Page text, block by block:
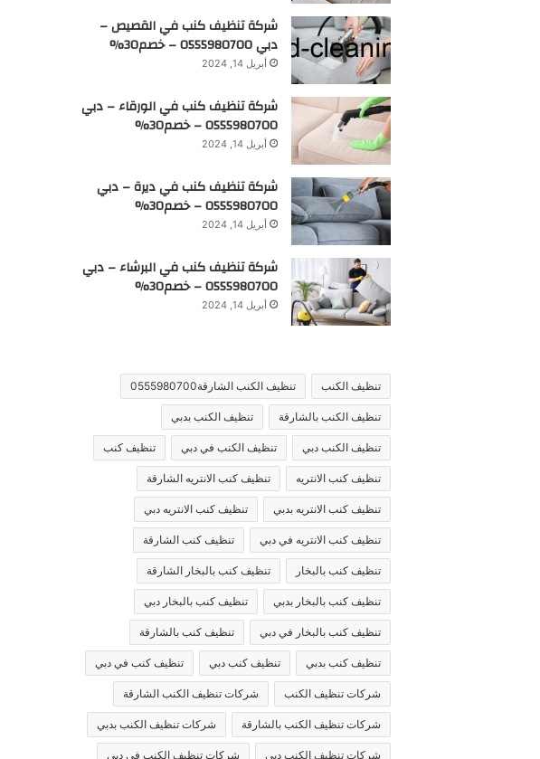
شركة تنظيف كنب في القصيص –
دبي 0555980700 – خصم30%
أبريل 14, 2024
شركة تنظيف كنب في الورقاء – دبي
0555980700 – خصم30%
أبريل 14, 2024
شركة تنظيف كنب في ديرة – دبي
0555980700 – خصم30%
أبريل 14, 2024
شركة تنظيف كنب في البرشاء – دبي
0555980700 – خصم30%
أبريل 14, 2024
تنظيف الكنب تنظيف الكنب الشارقة0555980700
تنظيف الكنب بالشارقة تنظيف الكنب بدبي
تنظيف الكنب دبي تنظيف الكنب في دبي تنظيف كنب
تنظيف كنب الانتريه تنظيف كنب الانتريه الشارقة
تنظيف كنب الانتريه بدبي تنظيف كنب الانتريه دبي
تنظيف كنب الانتريه في دبي تنظيف كنب الشارقة
تنظيف كنب بالبخار تنظيف كنب بالبخار الشارقة
تنظيف كنب بالبخار بدبي تنظيف كنب بالبخار دبي
تنظيف كنب بالبخار في دبي تنظيف كنب بالشارقة
تنظيف كنب بدبي تنظيف كنب دبي تنظيف كنب في دبي
شركات تنظيف الكنب شركات تنظيف الكنب الشارقة
شركات تنظيف الكنب بالشارقة شركات تنظيف الكنب بدبي
شركات تنظيف الكنب دبي شركات تنظيف الكنب في دبي